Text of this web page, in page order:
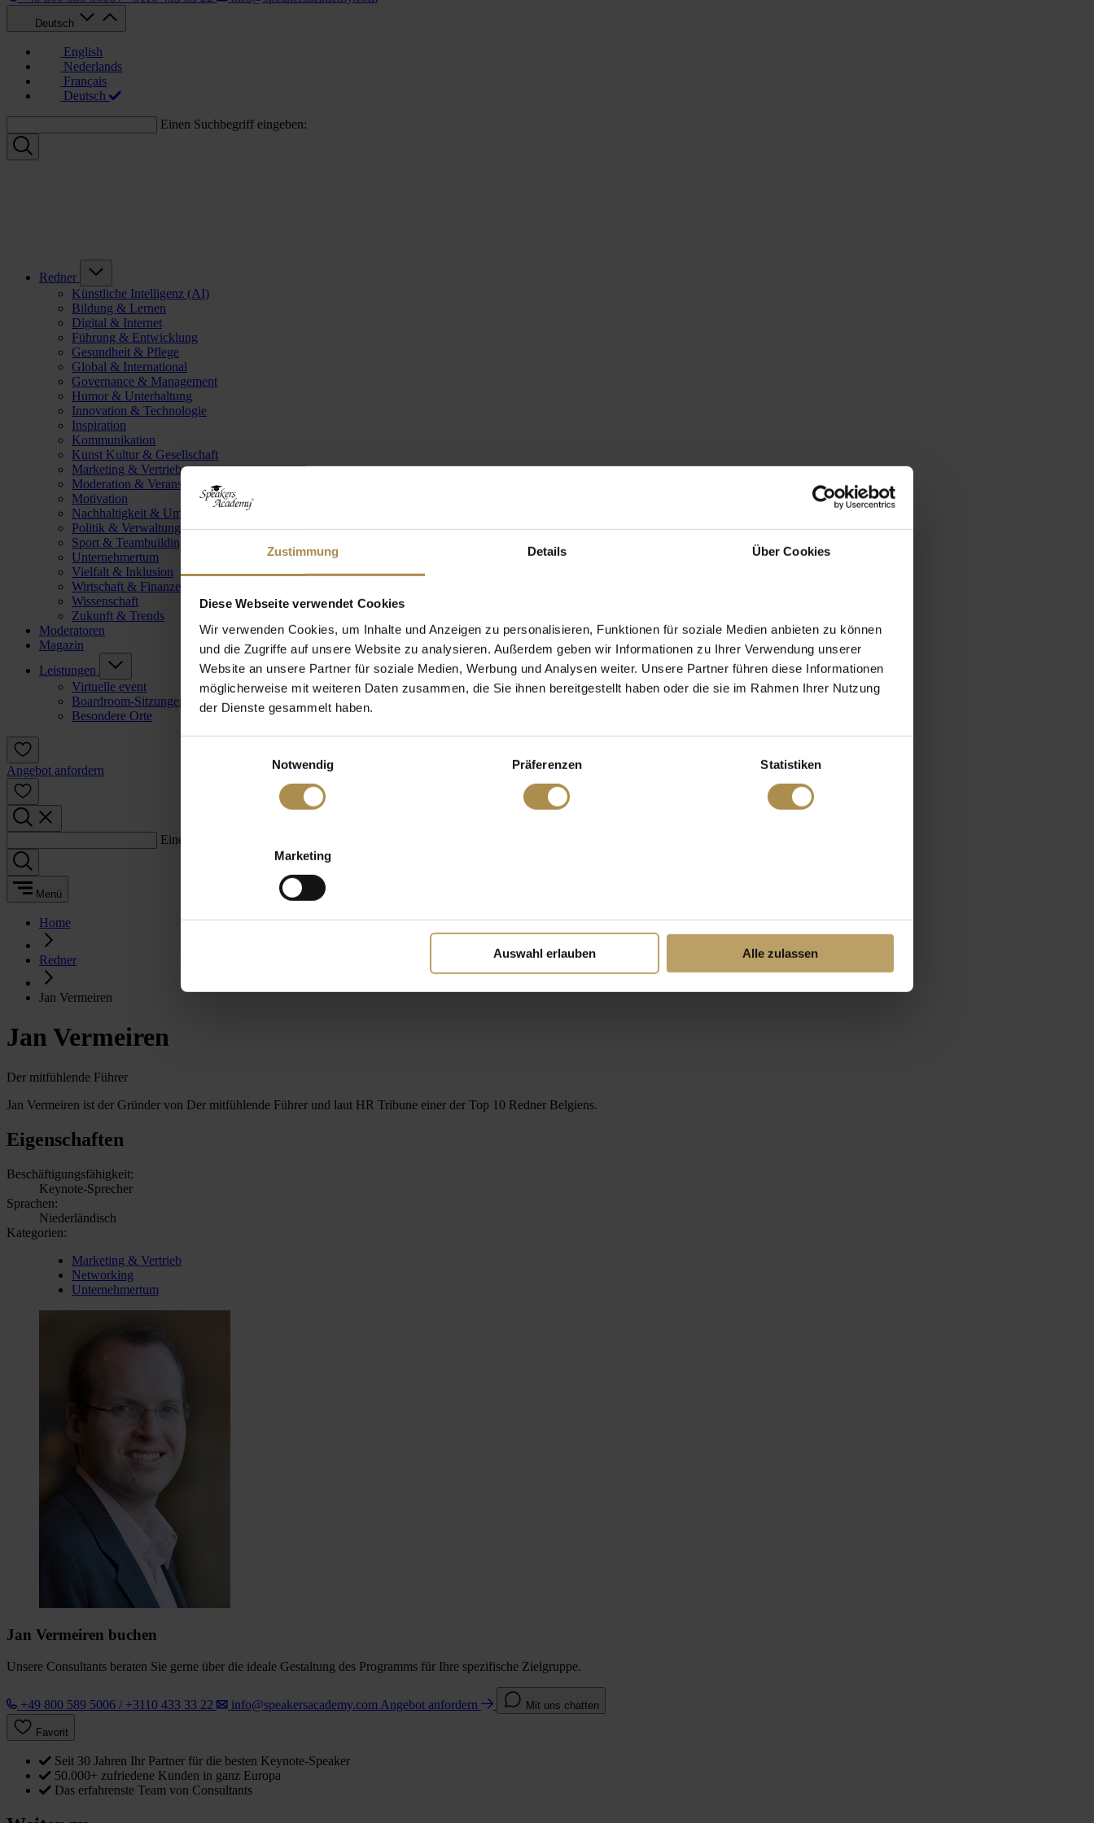
Zustimmung Details Über Cookies
Diese Webseite verwendet Cookies
Wir verwenden Cookies, um Inhalte und Anzeigen zu personalisieren, Funktionen für soziale Medien anbieten zu können
und die Zugriffe auf unsere Website zu analysieren. Außerdem geben wir Informationen zu Ihrer Verwendung unserer
Website an unsere Partner für soziale Medien, Werbung und Analysen weiter. Unsere Partner führen diese Informationen
möglicherweise mit weiteren Daten zusammen, die Sie ihnen bereitgestellt haben oder die sie im Rahmen Ihrer Nutzung
der Dienste gesammelt haben.
Notwendig
Präferenzen Statistiken
Marketing
Auswahl erlauben Alle zulassen
Deutsch
English
Nederlands
Français
Deutsch
Einen Suchbegriff eingeben:
Redner
Künstliche Intelligenz (AI)
Bildung & Lernen
Digital & Internet
Führung & Entwicklung
Gesundheit & Pflege
Global & International
Governance & Management
Humor & Unterhaltung
Innovation & Technologie
Inspiration
Kommunikation
Kunst Kultur & Gesellschaft
Marketing & Vertrieb
Moderation & Veranstaltungsleitung
Motivation
Nachhaltigkeit & Umwelt
Politik & Verwaltung
Sport & Teambuilding
Unternehmertum
Vielfalt & Inklusion
Wirtschaft & Finanzen
Wissenschaft
Zukunft & Trends
Moderatoren
Magazin
Leistungen
Virtuelle event
Boardroom-Sitzungen
Besondere Orte
Angebot anfordern
Einen Suchbegriff eingeben:
Menü
Home
Redner
Jan Vermeiren
Jan Vermeiren
Der mitfühlende Führer
Jan Vermeiren ist der Gründer von Der mitfühlende Führer und laut HR Tribune einer der Top 10 Redner Belgiens.
Eigenschaften
Beschäftigungsfähigkeit:
Keynote-Sprecher
Sprachen:
Niederländisch
Kategorien:
Marketing & Vertrieb
Networking
Unternehmertum
Jan Vermeiren buchen
Unsere Consultants beraten Sie gerne über die ideale Gestaltung des Programms für Ihre spezifische Zielgruppe.
+49 800 589 5006 / +3110 433 33 22 info@speakersacademy.com Angebot anfordern Mit uns chatten
Favorit
Seit 30 Jahren Ihr Partner für die besten Keynote-Speaker
50.000+ zufriedene Kunden in ganz Europa
Das erfahrenste Team von Consultants